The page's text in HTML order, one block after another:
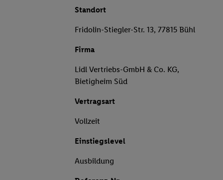
Standort
Fridolin-Stiegler-Str. 13, 77815 Bühl
Firma
Lidl Vertriebs-GmbH & Co. KG,
Bietigheim Süd
Vertragsart
Vollzeit
Einstiegslevel
Ausbildung